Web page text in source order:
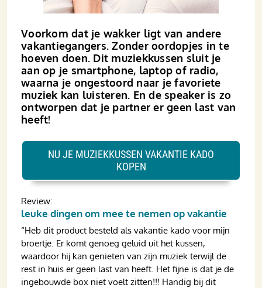
Voorkom dat je wakker ligt van andere
vakantiegangers. Zonder oordopjes in te
hoeven doen. Dit muziekkussen sluit je
aan op je smartphone, laptop of radio,
waarna je ongestoord naar je favoriete
muziek kan luisteren. En de speaker is zo
ontworpen dat je partner er geen last van
heeft!
Review:
leuke dingen om mee te nemen op vakantie
“Heb dit product besteld als vakantie kado voor mijn
broertje. Er komt genoeg geluid uit het kussen,
waardoor hij kan genieten van zijn muziek terwijl de
rest in huis er geen last van heeft. Het fijne is dat je de
ingebouwde box niet voelt zitten!!! Handig bij dit
NU JE MUZIEKKUSSEN VAKANTIE KADO
KOPEN